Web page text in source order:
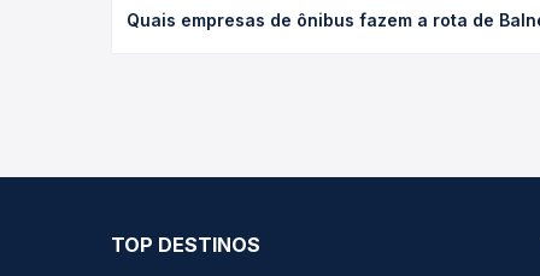
o tipo de poltrona e a antecedência da compra.
Quais empresas de ônibus fazem a rota de
TOP DESTINOS